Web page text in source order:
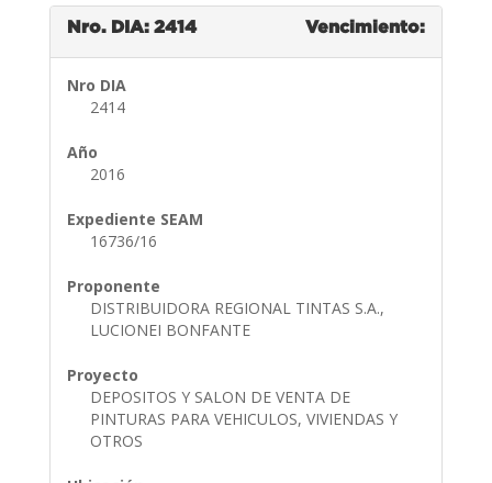
Nro. DIA: 2414 Vencimiento:
Nro DIA
2414
Año
2016
Expediente SEAM
16736/16
Proponente
DISTRIBUIDORA REGIONAL TINTAS S.A.,
LUCIONEI BONFANTE
Proyecto
DEPOSITOS Y SALON DE VENTA DE
PINTURAS PARA VEHICULOS, VIVIENDAS Y
OTROS